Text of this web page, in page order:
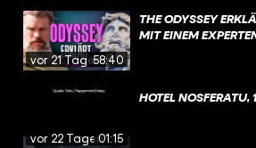
vor 21 Tagen58:40
THE ODYSSEY
MIT EINEM
vor 22 Tagen01:15
HOTEL NOSFERATU,